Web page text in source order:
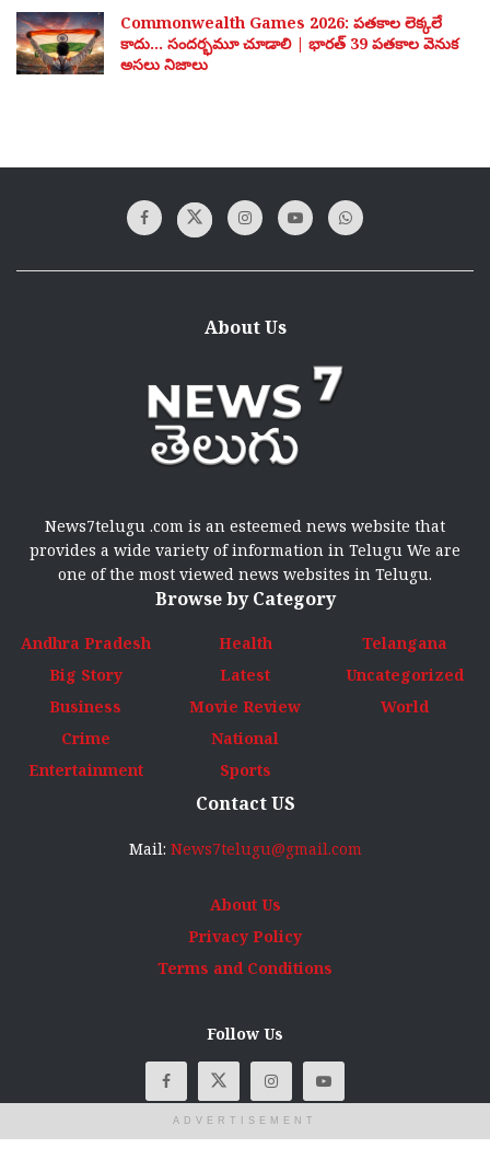
Commonwealth Games 2026: పతకాల లెక్కలే
కాదు… సందర్భమూ చూడాలి | భారత్ 39 పతకాల వెనుక
అసలు నిజాలు
About Us
News7telugu .com is an esteemed news website that
provides a wide variety of information in Telugu We are
one of the most viewed news websites in Telugu.
Browse by Category
Andhra Pradesh
Big Story
Business
Crime
Entertainment
Health
Latest
Movie Review
National
Sports
Telangana
Uncategorized
World
Contact US
Mail: News7telugu@gmail.com
About Us
Privacy Policy
Terms and Conditions
Follow Us
ADVERTISEMENT